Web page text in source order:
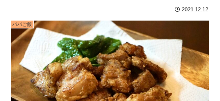
2021.12.12
パパご飯